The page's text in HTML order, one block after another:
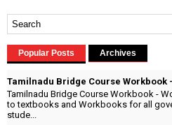
Popular Posts Archives
Tamilnadu Bridge Course Workbook
Tamilnadu Bridge Course Workbook -
to textbooks and Workbooks for all
stude...